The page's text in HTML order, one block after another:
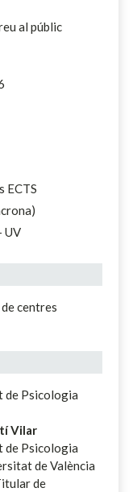
al públic
ECTS
UV
centres
de Psicologia
Vilar
de Psicologia
de València
de